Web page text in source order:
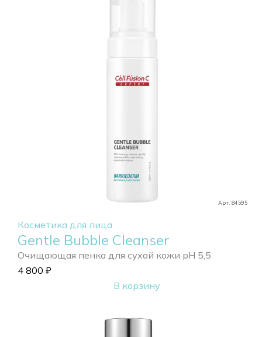
Арт. 84595
Косметика для лица
Gentle Bubble Cleanser
Очищающая пенка для сухой кожи pH 5,5
4 800 ₽
В корзину